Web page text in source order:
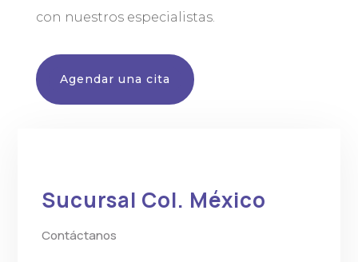
con nuestros especialistas.
Agendar una cita
Sucursal Col. México
Contáctanos